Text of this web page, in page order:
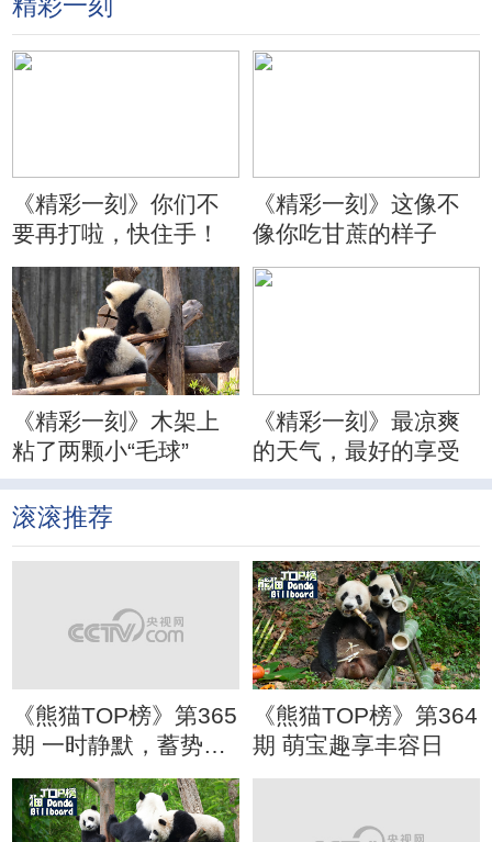
《精彩一刻》你们不
要再打啦，快住手！
《精彩一刻》这像不
像你吃甘蔗的样子
《精彩一刻》木架上
粘了两颗小“毛球”
《精彩一刻》最凉爽
的天气，最好的享受
滚滚推荐
《熊猫TOP榜》第365
期 一时静默，蓄势待
发
《熊猫TOP榜》第364
期 萌宝趣享丰容日